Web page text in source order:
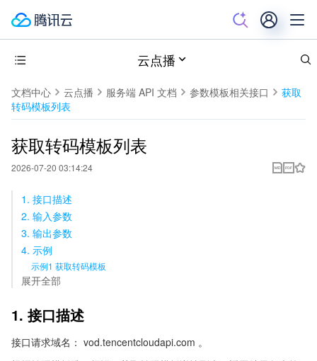
云点播
文档中心 云点播 服务端 API 文档 参数模板相关接口
获取
转码模板列表
获取转码模板列表
2026-07-20 03:14:24
1. 接口描述
2. 输入参数
3. 输出参数
4. 示例
示例1 获取转码模板
展开全部
1. 接口描述
接口请求域名： vod.tencentcloudapi.com 。